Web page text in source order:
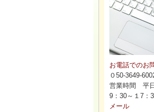
お電話でのお
０50-3649-
営業時間 平日
9：30～１7：
メール